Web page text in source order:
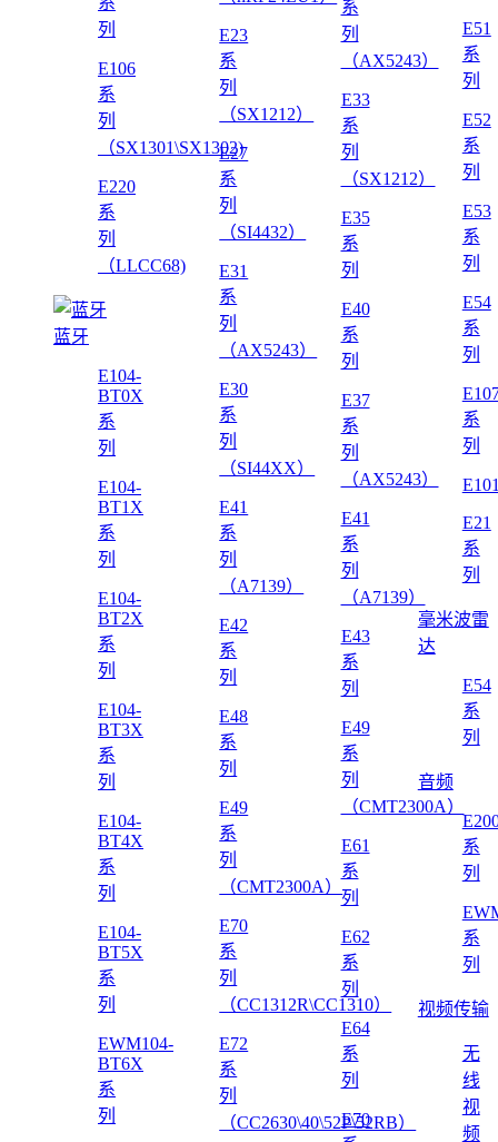
列
E106
系
列
（SX1301\SX1302)
E220
系
列
（LLCC68)
蓝牙
E104-
BT0X
系
列
E104-
BT1X
系
列
E104-
BT2X
系
列
E104-
BT3X
系
列
E104-
BT4X
系
列
E104-
BT5X
系
列
EWM104-
BT6X
系
列
E23
系
列
（SX1212）
E27
系
列
（SI4432）
E31
系
列
（AX5243）
E30
系
列
（SI44XX）
E41
系
列
（A7139）
E42
系
列
E48
系
列
E49
系
列
（CMT2300A）
E70
系
列
（CC1312R\CC1310）
E72
系
列
（CC2630\40\52P\52RB）
系
列
（AX5243）
E33
系
列
（SX1212）
E35
系
列
E40
系
列
E37
系
列
（AX5243）
E41
系
列
（A7139）
E43
系
列
E49
系
列
（CMT2300A）
E61
系
列
E62
系
列
E64
系
列
E70
E51
系
列
E52
系
列
E53
系
列
E54
系
列
系
列
E21
系
列
毫米波雷
达
E54
系
列
音频
系
列
系
列
视频传输
无
线
视
频